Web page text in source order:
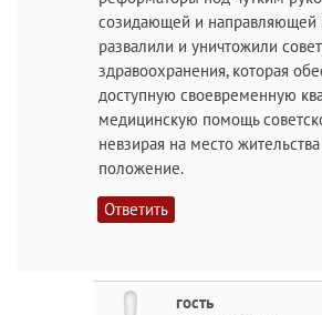
созидающей и направляющей
развалили и уничтожили
здравоохранения, которая
доступную своевременную
медицинскую помощь
невзирая на место
положение.
Ответить
гость